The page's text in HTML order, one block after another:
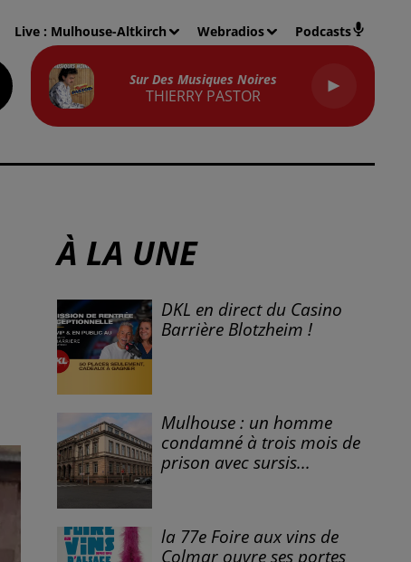
Live : Mulhouse-Altkirch Webradios Podcasts
Sur Des Musiques Noires
THIERRY PASTOR